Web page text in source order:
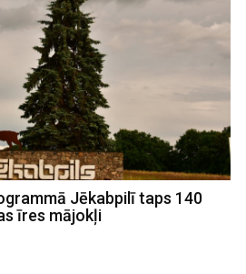
Jēkabpilī taps 140
īres mājokļi